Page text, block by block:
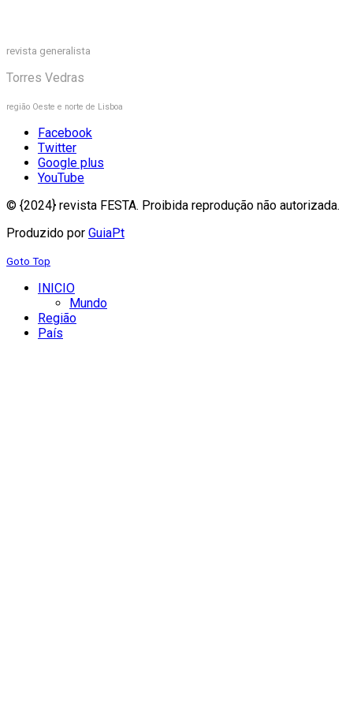
revista generalista
Torres Vedras
região Oeste e norte de Lisboa
Facebook
Twitter
Google plus
YouTube
© {2024} revista FESTA. Proibida reprodução não autorizada.
Produzido por GuiaPt
Goto Top
INICIO
Mundo
Região
País